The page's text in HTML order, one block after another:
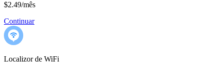
$2.49/mês
Continuar
Localizor de WiFi